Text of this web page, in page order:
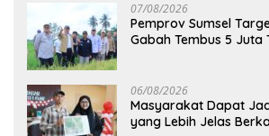
07/08/2026
Pemprov Sumsel
Gabah Tembus 5 Juta
06/08/2026
Masyarakat Dapat
yang Lebih Jelas